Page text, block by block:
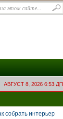
АВГУСТ 8, 2026 6:53 ДП
собрать интерьер